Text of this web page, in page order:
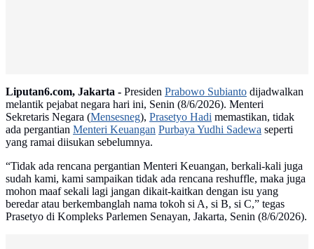
Liputan6.com, Jakarta - Presiden Prabowo Subianto dijadwalkan
melantik pejabat negara hari ini, Senin (8/6/2026). Menteri
Sekretaris Negara (Mensesneg), Prasetyo Hadi memastikan, tidak
ada pergantian Menteri Keuangan Purbaya Yudhi Sadewa seperti
yang ramai diisukan sebelumnya.
“Tidak ada rencana pergantian Menteri Keuangan, berkali-kali juga
sudah kami, kami sampaikan tidak ada rencana reshuffle, maka juga
mohon maaf sekali lagi jangan dikait-kaitkan dengan isu yang
beredar atau berkembanglah nama tokoh si A, si B, si C,” tegas
Prasetyo di Kompleks Parlemen Senayan, Jakarta, Senin (8/6/2026).